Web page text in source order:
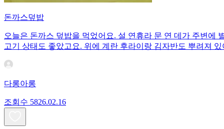
돈까스덮밥
오늘은 돈까스 덮밥을 먹었어요. 설 연휴라 문 연 데가 주변에
고기 상태도 좋았고요. 위에 계란 후라이랑 김자반도 뿌려져
다롱아롱
조회수 5826.02.16